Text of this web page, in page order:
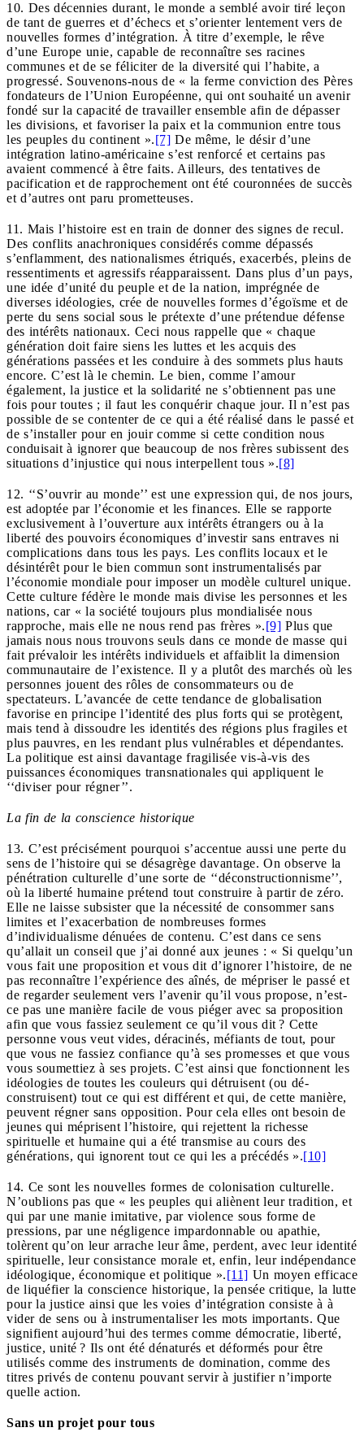
10. Des décennies durant, le monde a semblé avoir tiré leçon
de tant de guerres et d’échecs et s’orienter lentement vers de
nouvelles formes d’intégration. À titre d’exemple, le rêve
d’une Europe unie, capable de reconnaître ses racines
communes et de se féliciter de la diversité qui l’habite, a
progressé. Souvenons-nous de « la ferme conviction des Pères
fondateurs de l’Union Européenne, qui ont souhaité un avenir
fondé sur la capacité de travailler ensemble afin de dépasser
les divisions, et favoriser la paix et la communion entre tous
les peuples du continent ».[7] De même, le désir d’une
intégration latino-américaine s’est renforcé et certains pas
avaient commencé à être faits. Ailleurs, des tentatives de
pacification et de rapprochement ont été couronnées de succès
et d’autres ont paru prometteuses.
11. Mais l’histoire est en train de donner des signes de recul.
Des conflits anachroniques considérés comme dépassés
s’enflamment, des nationalismes étriqués, exacerbés, pleins de
ressentiments et agressifs réapparaissent. Dans plus d’un pays,
une idée d’unité du peuple et de la nation, imprégnée de
diverses idéologies, crée de nouvelles formes d’égoïsme et de
perte du sens social sous le prétexte d’une prétendue défense
des intérêts nationaux. Ceci nous rappelle que « chaque
génération doit faire siens les luttes et les acquis des
générations passées et les conduire à des sommets plus hauts
encore. C’est là le chemin. Le bien, comme l’amour
également, la justice et la solidarité ne s’obtiennent pas une
fois pour toutes ; il faut les conquérir chaque jour. Il n’est pas
possible de se contenter de ce qui a été réalisé dans le passé et
de s’installer pour en jouir comme si cette condition nous
conduisait à ignorer que beaucoup de nos frères subissent des
situations d’injustice qui nous interpellent tous ».[8]
12. ‘‘S’ouvrir au monde’’ est une expression qui, de nos jours,
est adoptée par l’économie et les finances. Elle se rapporte
exclusivement à l’ouverture aux intérêts étrangers ou à la
liberté des pouvoirs économiques d’investir sans entraves ni
complications dans tous les pays. Les conflits locaux et le
désintérêt pour le bien commun sont instrumentalisés par
l’économie mondiale pour imposer un modèle culturel unique.
Cette culture fédère le monde mais divise les personnes et les
nations, car « la société toujours plus mondialisée nous
rapproche, mais elle ne nous rend pas frères ».[9] Plus que
jamais nous nous trouvons seuls dans ce monde de masse qui
fait prévaloir les intérêts individuels et affaiblit la dimension
communautaire de l’existence. Il y a plutôt des marchés où les
personnes jouent des rôles de consommateurs ou de
spectateurs. L’avancée de cette tendance de globalisation
favorise en principe l’identité des plus forts qui se protègent,
mais tend à dissoudre les identités des régions plus fragiles et
plus pauvres, en les rendant plus vulnérables et dépendantes.
La politique est ainsi davantage fragilisée vis-à-vis des
puissances économiques transnationales qui appliquent le
‘‘diviser pour régner’’.
La fin de la conscience historique
13. C’est précisément pourquoi s’accentue aussi une perte du
sens de l’histoire qui se désagrège davantage. On observe la
pénétration culturelle d’une sorte de ‘‘déconstructionnisme’’,
où la liberté humaine prétend tout construire à partir de zéro.
Elle ne laisse subsister que la nécessité de consommer sans
limites et l’exacerbation de nombreuses formes
d’individualisme dénuées de contenu. C’est dans ce sens
qu’allait un conseil que j’ai donné aux jeunes : « Si quelqu’un
vous fait une proposition et vous dit d’ignorer l’histoire, de ne
pas reconnaître l’expérience des aînés, de mépriser le passé et
de regarder seulement vers l’avenir qu’il vous propose, n’est-
ce pas une manière facile de vous piéger avec sa proposition
afin que vous fassiez seulement ce qu’il vous dit ? Cette
personne vous veut vides, déracinés, méfiants de tout, pour
que vous ne fassiez confiance qu’à ses promesses et que vous
vous soumettiez à ses projets. C’est ainsi que fonctionnent les
idéologies de toutes les couleurs qui détruisent (ou dé-
construisent) tout ce qui est différent et qui, de cette manière,
peuvent régner sans opposition. Pour cela elles ont besoin de
jeunes qui méprisent l’histoire, qui rejettent la richesse
spirituelle et humaine qui a été transmise au cours des
générations, qui ignorent tout ce qui les a précédés ».[10]
14. Ce sont les nouvelles formes de colonisation culturelle.
N’oublions pas que « les peuples qui aliènent leur tradition, et
qui par une manie imitative, par violence sous forme de
pressions, par une négligence impardonnable ou apathie,
tolèrent qu’on leur arrache leur âme, perdent, avec leur identité
spirituelle, leur consistance morale et, enfin, leur indépendance
idéologique, économique et politique ».[11] Un moyen efficace
de liquéfier la conscience historique, la pensée critique, la lutte
pour la justice ainsi que les voies d’intégration consiste à à
vider de sens ou à instrumentaliser les mots importants. Que
signifient aujourd’hui des termes comme démocratie, liberté,
justice, unité ? Ils ont été dénaturés et déformés pour être
utilisés comme des instruments de domination, comme des
titres privés de contenu pouvant servir à justifier n’importe
quelle action.
Sans un projet pour tous